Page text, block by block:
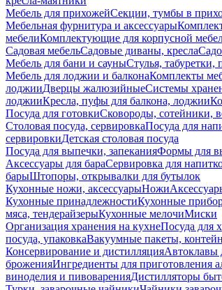
Мебель для прихожейСекции, тумбы в
Мебельная фурнитура и аксессуары
мебелиКомплектующие для корпусной
Садовая мебельСадовые диваны, кресла
Мебель для бани и сауныСтулья, табуретки,
Мебель для лоджии и балконаКомплекты
лоджииДверцы жалюзийныеСистемы
лоджииКресла, пуфы для балкона, лоджии
Посуда для готовкиСковороды, сотейники,
Столовая посуда, сервировкаПосуда для
сервировкиДетская столовая посуда
Посуда для выпечки, запеканияФормы для
Аксессуары для бараСервировка для
барыШтопоры, открывалки для бутылок
Кухонные ножи, аксессуарыНожи
Кухонные принадлежностиКухонные
мяса, тендерайзерыКухонные мелочиМиски
Организация хранения на кухнеПосуда для
посуда, упаковкаВакуумные пакеты,
Консервирование и дистилляцияАвтоклавы
броженияИнгредиенты для приготовления
виноделия и пивоваренияДистилляторы